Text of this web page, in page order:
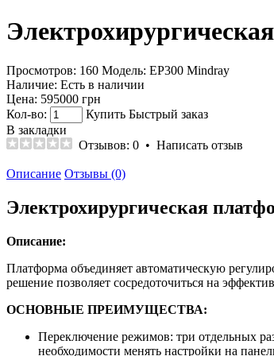
Просмотров: 160 Модель: EP300 Mindray
Наличие: Есть в наличии
Цена: 595000 грн
Кол-во:
Купить Быстрый заказ
В закладки
Отзывов: 0 • Написать отзыв
Описание Отзывы (0)
Электрохирургическая
Описание:
Платформа объединяет автоматическую
решение позволяет сосредоточиться на
ОСНОВНЫЕ ПРЕИМУЩЕСТВА:
Переключение режимов: три отдельных
необходимости менять настройки на